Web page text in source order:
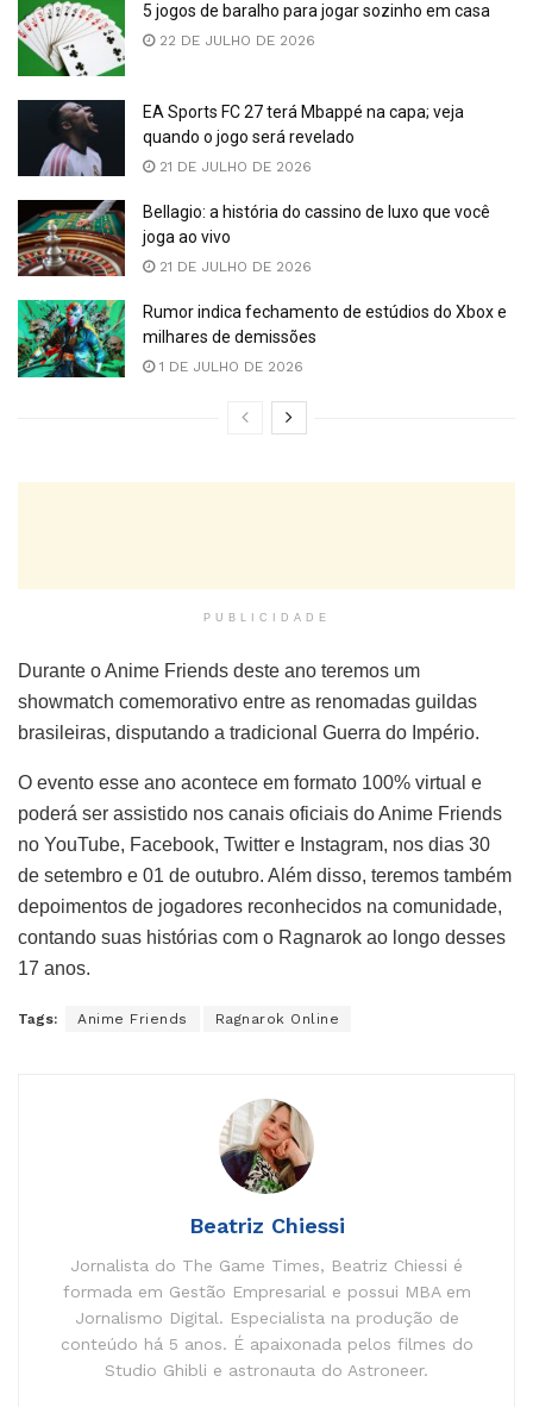
5 jogos de baralho para jogar sozinho em casa
22 DE JULHO DE 2026
EA Sports FC 27 terá Mbappé na capa; veja
quando o jogo será revelado
21 DE JULHO DE 2026
Bellagio: a história do cassino de luxo que você
joga ao vivo
21 DE JULHO DE 2026
Rumor indica fechamento de estúdios do Xbox e
milhares de demissões
1 DE JULHO DE 2026
PUBLICIDADE
Durante o Anime Friends deste ano teremos um
showmatch comemorativo entre as renomadas guildas
brasileiras, disputando a tradicional Guerra do Império.
O evento esse ano acontece em formato 100% virtual e
poderá ser assistido nos canais oficiais do Anime Friends
no YouTube, Facebook, Twitter e Instagram, nos dias 30
de setembro e 01 de outubro. Além disso, teremos também
depoimentos de jogadores reconhecidos na comunidade,
contando suas histórias com o Ragnarok ao longo desses
17 anos.
Tags: Anime Friends Ragnarok Online
Beatriz Chiessi
Jornalista do The Game Times, Beatriz Chiessi é
formada em Gestão Empresarial e possui MBA em
Jornalismo Digital. Especialista na produção de
conteúdo há 5 anos. É apaixonada pelos filmes do
Studio Ghibli e astronauta do Astroneer.